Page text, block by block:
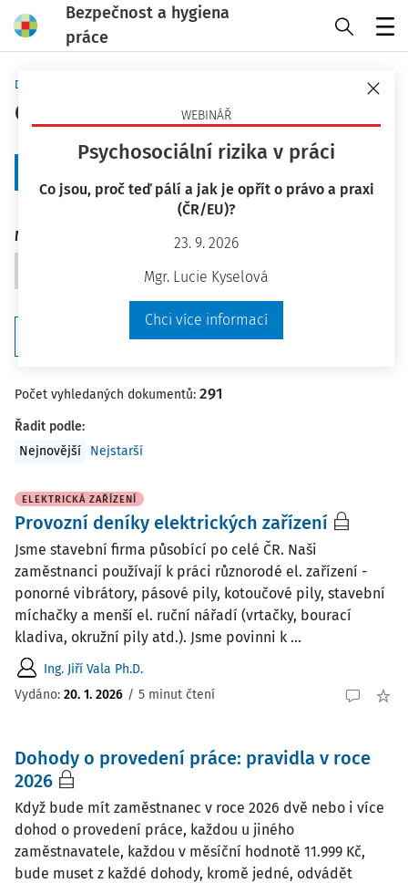
Bezpečnost a hygiena
práce
WEBINÁŘ
Psychosociální rizika v práci
Co jsou, proč teď pálí a jak je opřít o právo a praxi
(ČR/EU)?
23. 9. 2026
Mgr. Lucie Kyselová
Chci více informací
Domů
Otázky a odpovědi - strana 2
Moje otázky a odpovědi
Počet vyhledaných dokumentů: 291
Řadit podle:
Nejnovější
Nejstarší
ELEKTRICKÁ ZAŘÍZENÍ
Provozní deníky elektrických zařízení
Jsme stavební firma působící po celé ČR. Naši
zaměstnanci používají k práci různorodé el. zařízení -
ponorné vibrátory, pásové pily, kotoučové pily, stavební
míchačky a menší el. ruční nářadí (vrtačky, bourací
kladiva, okružní pily atd.). Jsme povinni k ...
Ing. Jiří Vala Ph.D.
Vydáno: 20. 1. 2026 / 5 minut čtení
Dohody o provedení práce: pravidla v roce
2026
Když bude mít zaměstnanec v roce 2026 dvě nebo i více
dohod o provedení práce, každou u jiného
zaměstnavatele, každou v měsíční hodnotě 11.999 Kč,
bude muset z každé dohody, kromě jedné, odvádět